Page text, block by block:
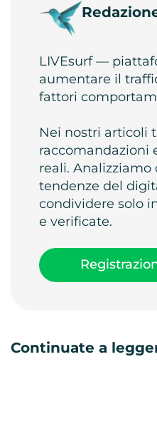
LIVEsurf —
aumentare il
fattori
Nei nostri articoli
raccomandazioni
reali.
tendenze del
condividere solo
e verificate.
Continuate a